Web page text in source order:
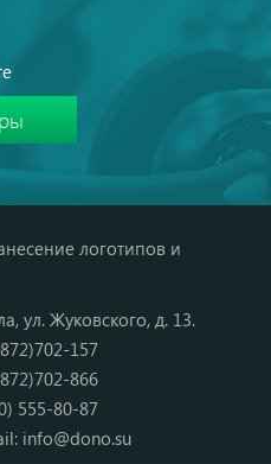
логотипов и
ул. Жуковского, д. 13.
157
866
555-80-87
info@dono.su